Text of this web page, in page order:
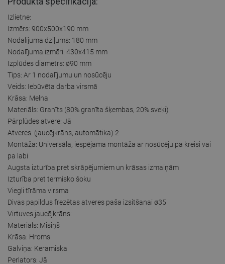
Izlietne:
Izmērs: 900x500x190 mm
Nodalījuma dziļums: 180 mm
Nodalījuma izmēri: 430x415 mm
Izplūdes diametrs: ø90 mm
Tips: Ar 1 nodalījumu un nosūcēju
Veids: Iebūvēta darba virsmā
Krāsa: Melna
Materiāls: Granīts (80% granīta šķembas, 20% sveķi)
Pārplūdes atvere: Jā
Atveres: (jaucējkrāns, automātika) 2
Montāža: Universāla, iespējama montāža ar nosūcēju pa kreisi vai
pa labi
Augsta izturība pret skrāpējumiem un krāsas izmaiņām
Izturība pret termisko šoku
Viegli tīrāma virsma
Divas papildus frezētas atveres paša izsitšanai ø35
Virtuves jaucējkrāns:
Materiāls: Misiņš
Krāsa: Hroms
Galviņa: Keramiska
Perlators: Jā